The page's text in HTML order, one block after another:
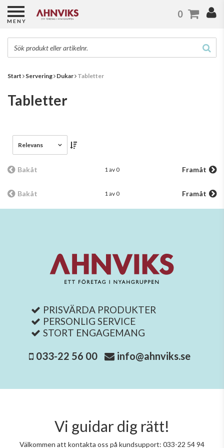
Start Servering Dukar Tabletter
Tabletter
Relevans
Bakåt 1 av 0 Framåt
Bakåt 1 av 0 Framåt
PRISVÄRDA PRODUKTER
PERSONLIG SERVICE
STORT ENGAGEMANG
033-22 56 00 info@ahnviks.se
Vi guidar dig rätt!
Välkommen att kontakta oss på kundsupport: 033-22 54 94
MENY
0